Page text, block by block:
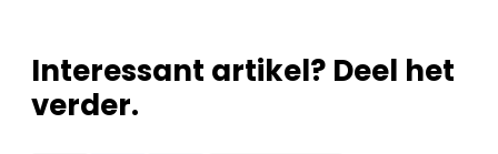
Interessant artikel? Deel het
verder.